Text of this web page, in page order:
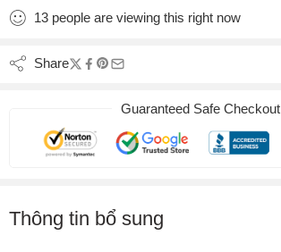
13 people are viewing this right now
Share
Guaranteed Safe Checkout
Thông tin bổ sung